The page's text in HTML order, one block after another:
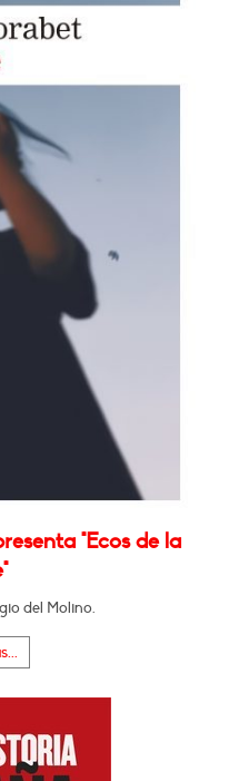
"Ecos de la
del Molino.